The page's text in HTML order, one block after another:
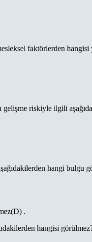
faktörlerden hangisi
gelişme riskiyle ilgili
hangi bulgu
.
hangisi